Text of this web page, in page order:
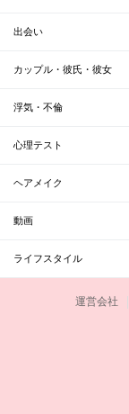
出会い
カップル・彼氏・彼女
浮気・不倫
心理テスト
ヘアメイク
動画
ライフスタイル
運営会社